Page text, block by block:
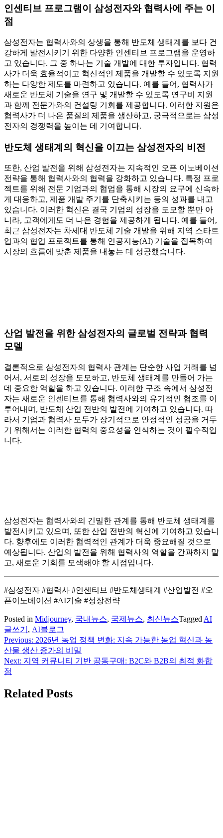
인센티브 프로그램이 삼성전자와 협력사에 주는 이
점
삼성전자는 협력사와의 상생을 통해 반도체 생태계를 보다 건
강하게 발전시키기 위한 다양한 인센티브 프로그램을 운영하
고 있습니다. 그 중 하나는 기술 개발에 대한 투자입니다. 협력
사가 더욱 효율적이고 혁신적인 제품을 개발할 수 있도록 지원
하는 다양한 제도를 마련하고 있습니다. 예를 들어, 협력사가
새로운 반도체 기술을 연구 및 개발할 수 있도록 연구비 지원
과 함께 전문가와의 컨설팅 기회를 제공합니다. 이러한 지원은
협력사가 더 나은 품질의 제품을 생산하고, 궁극적으로는 삼성
전자의 경쟁력을 높이는 데 기여합니다.
반도체 생태계의 혁신을 이끄는 삼성전자의 비전
또한, 산업 발전을 위해 삼성전자는 지속적인 오픈 이노베이션
전략을 통해 협력사와의 협력을 강화하고 있습니다. 특정 프로
젝트를 위해 전문 기업과의 협업을 통해 시장의 요구에 신속하
게 대응하고, 제품 개발 주기를 단축시키는 등의 성과를 내고
있습니다. 이러한 혁신은 결국 기업의 성장을 도모할 뿐만 아
니라, 고객에게도 더 나은 경험을 제공하게 됩니다. 예를 들어,
최근 삼성전자는 차세대 반도체 기술 개발을 위해 지역 스타트
업과의 협업 프로젝트를 통해 인공지능(AI) 기술을 접목하여
시장의 흐름에 맞춘 제품을 내놓는 데 성공했습니다.
산업 발전을 위한 삼성전자의 글로벌 전략과 협력
모델
결론적으로 삼성전자의 협력사 관계는 단순한 사업 거래를 넘
어서, 서로의 성장을 도모하고, 반도체 생태계를 만들어 가는
데 중요한 역할을 하고 있습니다. 이러한 구조 속에서 삼성전
자는 새로운 인센티브를 통해 협력사와의 유기적인 협조를 이
루어내며, 반도체 산업 전반의 발전에 기여하고 있습니다. 따
라서 기업과 협력사 모두가 장기적으로 안정적인 성공을 거두
기 위해서는 이러한 협력의 중요성을 인식하는 것이 필수적입
니다.
삼성전자는 협력사와의 긴밀한 관계를 통해 반도체 생태계를
발전시키고 있으며, 또한 산업 전반의 혁신에 기여하고 있습니
다. 향후에도 이러한 협력적인 관계가 더욱 중요해질 것으로
예상됩니다. 산업의 발전을 위해 협력사의 역할을 간과하지 말
고, 새로운 기회를 모색해야 할 시점입니다.
#삼성전자 #협력사 #인센티브 #반도체생태계 #산업발전 #오
픈이노베이션 #AI기술 #성장전략
Posted in Midjourney, 국내뉴스, 국제뉴스, 최신뉴스Tagged AI
글쓰기 , AI블로그
글
탐
색
Previous: 2026년 농업 정책 변화: 지속 가능한 농업 혁신과 농
산물 생산 증가의 비밀
Next: 지역 커뮤니티 기반 공동구매: B2C와 B2B의 최적 화합
점
Related Posts